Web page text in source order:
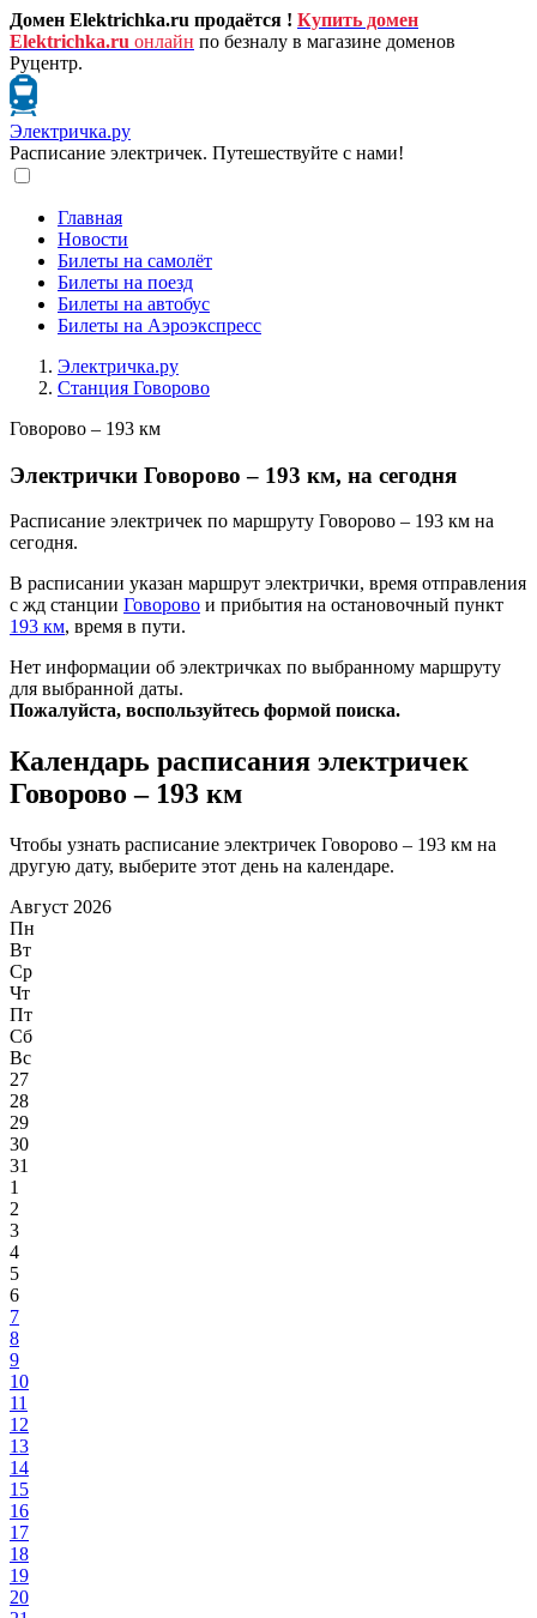
Домен Elektrichka.ru продаётся ! Купить домен
Elektrichka.ru онлайн по безналу в магазине доменов
Руцентр.
Электричка.ру
Расписание электричек. Путешествуйте с нами!
Главная
Новости
Билеты на самолёт
Билеты на поезд
Билеты на автобус
Билеты на Аэроэкспресс
Электричка.ру
Станция Говорово
Говорово – 193 км
Электрички Говорово – 193 км, на сегодня
Расписание электричек по маршруту Говорово – 193 км на
сегодня.
В расписании указан маршрут электрички, время отправления
с жд станции Говорово и прибытия на остановочный пункт
193 км, время в пути.
Нет информации об электричках по выбранному маршруту
для выбранной даты.
Пожалуйста, воспользуйтесь формой поиска.
Календарь расписания электричек
Говорово – 193 км
Чтобы узнать расписание электричек Говорово – 193 км на
другую дату, выберите этот день на календаре.
Август 2026
Пн
Вт
Ср
Чт
Пт
Сб
Вс
27
28
29
30
31
1
2
3
4
5
6
7
8
9
10
11
12
13
14
15
16
17
18
19
20